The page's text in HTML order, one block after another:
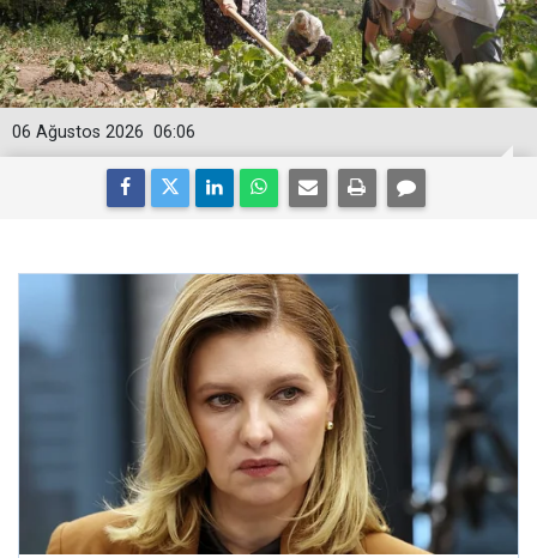
06:06
06 Ağustos 2026